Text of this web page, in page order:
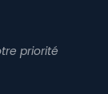
priorité